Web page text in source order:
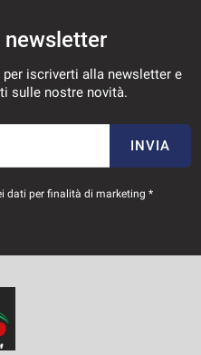
iscriverti alla newsletter e
sulle nostre novità.
INVIA
dati per finalità di marketing *